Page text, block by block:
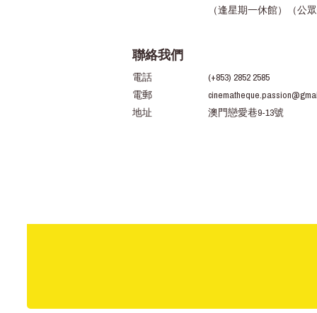
（逢星期一休館）（公
聯絡我們
電話
(+853) 2852 2585
電郵
地址
澳門戀愛巷9-13號